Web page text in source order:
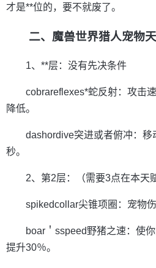
才是**位的，要不就废了。
二、魔兽世界猎人宠物
1、**层：没有先决条件
cobrareflexes*蛇反射：攻击
降低。
dashordive突进或者俯冲：
秒。
2、第2层：（需要3点在本天
spikedcollar尖锥项圈：宠物
boar＇sspeed野猪之速：使
提升30％。